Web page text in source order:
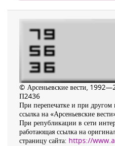
© Арсеньевские вести,
П2436
При перепечатке и при другом
ссылка на «Арсеньевские
При републикации в сети
работающая ссылка на
страницу сайта: https://